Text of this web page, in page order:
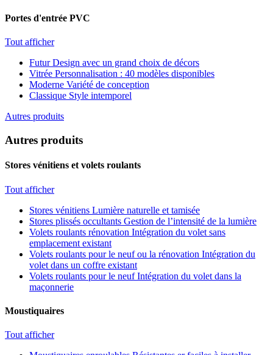
Portes d'entrée PVC
Tout afficher
Futur Design avec un grand choix de décors
Vitrée Personnalisation : 40 modèles disponibles
Moderne Variété de conception
Classique Style intemporel
Autres produits
Autres produits
Stores vénitiens et volets roulants
Tout afficher
Stores vénitiens Lumière naturelle et tamisée
Stores plissés occultants Gestion de l’intensité de la lumière
Volets roulants rénovation Intégration du volet sans
emplacement existant
Volets roulants pour le neuf ou la rénovation Intégration du
volet dans un coffre existant
Volets roulants pour le neuf Intégration du volet dans la
maçonnerie
Moustiquaires
Tout afficher